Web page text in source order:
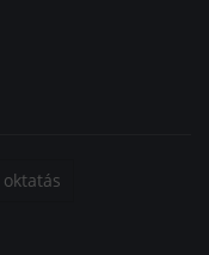
oktatás